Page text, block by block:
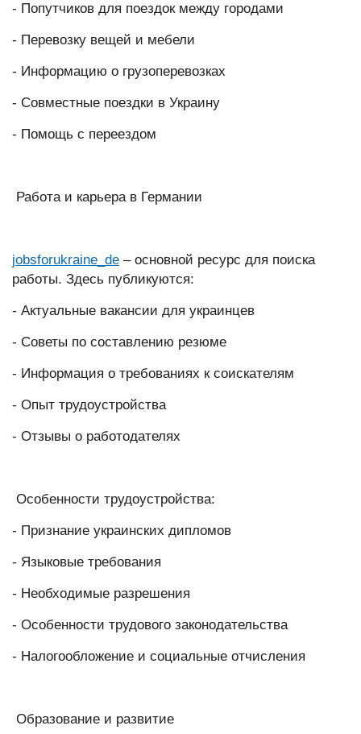
- Попутчиков для поездок между городами
- Перевозку вещей и мебели
- Информацию о грузоперевозках
- Совместные поездки в Украину
- Помощь с переездом
Работа и карьера в Германии
jobsforukraine_de – основной ресурс для поиска
работы. Здесь публикуются:
- Актуальные вакансии для украинцев
- Советы по составлению резюме
- Информация о требованиях к соискателям
- Опыт трудоустройства
- Отзывы о работодателях
Особенности трудоустройства:
- Признание украинских дипломов
- Языковые требования
- Необходимые разрешения
- Особенности трудового законодательства
- Налогообложение и социальные отчисления
Образование и развитие